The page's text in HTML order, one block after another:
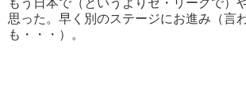
思った。早く別のステージにお進み（言
も・・・）。